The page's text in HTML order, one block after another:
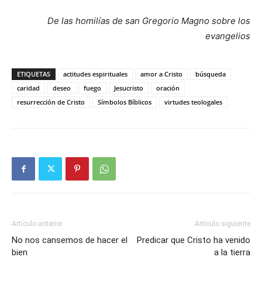
De las homilías de san Gregorio Magno sobre los
evangelios
ETIQUETAS actitudes espirituales amor a Cristo
búsqueda
caridad
deseo fuego Jesucristo
oración
resurrección de Cristo
Símbolos Bíblicos virtudes teologales
Artículo anterior
No nos cansemos de hacer el
bien
Artículo siguiente
Predicar que Cristo ha venido
a la tierra